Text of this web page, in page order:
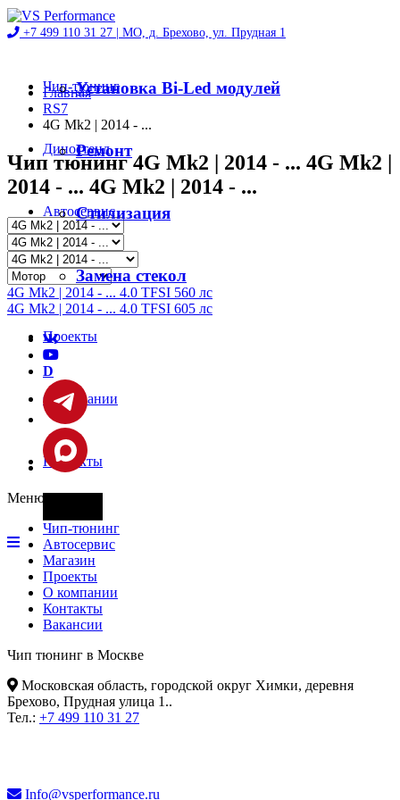
+7 499 110 31 27 | МО, д. Брехово, ул. Прудная 1
Чип-тюнинг
Диностенд
Автосервис
Магазин
Проекты
О компании
Контакты
Установка Bi-Led модулей
Ремонт
Стилизация
Замена стекол
Главная
RS7
4G Mk2 | 2014 - ...
Чип тюнинг 4G Mk2 | 2014 - ... 4G Mk2 |
2014 - ... 4G Mk2 | 2014 - ...
4G Mk2 | 2014 - ... 4.0 TFSI 560 лс
4G Mk2 | 2014 - ... 4.0 TFSI 605 лс
D
Меню
Чип-тюнинг
Автосервис
Магазин
Проекты
О компании
Контакты
Вакансии
Чип тюнинг в Москве
Московская область, городской округ Химки, деревня
Брехово, Прудная улица 1..
Тел.: +7 499 110 31 27
Info@vsperformance.ru